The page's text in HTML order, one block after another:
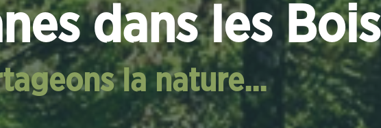
dans les Bois
la nature...